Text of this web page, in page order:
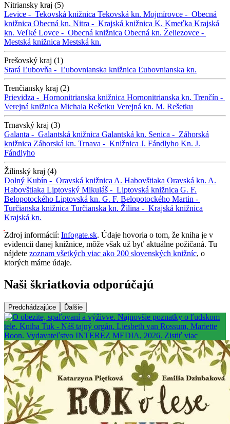
Nitriansky kraj (5)
Levice - Tekovská knižnica Tekovská kn. Mojmírovce - Obecná
knižnica Obecná kn. Nitra - Krajská knižnica K. Kmeťka Krajská
kn. Veľké Lovce - Obecná knižnica Obecná kn. Želiezovce -
Mestská knižnica Mestská kn.
Prešovský kraj (1)
Stará Ľubovňa - Ľubovnianska knižnica Ľubovnianska kn.
Trenčiansky kraj (2)
Prievidza - Hornonitrianska knižnica Hornonitrianska kn. Trenčín -
Verejná knižnica Michala Rešetku Verejná kn. M. Rešetku
Trnavský kraj (3)
Galanta - Galantská knižnica Galantská kn. Senica - Záhorská
knižnica Záhorská kn. Trnava - Knižnica J. Fándlyho Kn. J.
Fándlyho
Žilinský kraj (4)
Dolný Kubín - Oravská knižnica A. Habovštiaka Oravská kn. A.
Habovštiaka Liptovský Mikuláš - Liptovská knižnica G. F.
Belopotockého Liptovská kn. G. F. Belopotockého Martin -
Turčianska knižnica Turčianska kn. Žilina - Krajská knižnica
Krajská kn.
Zdroj informácií: Infogate.sk. Údaje hovoria o tom, že kniha je v
evidencii danej knižnice, môže však už byť aktuálne požičaná. Tu
nájdete zoznam všetkých viac ako 200 slovenských knižníc, o
ktorých máme údaje.
Naši škriatkovia odporúčajú
Predchádzajúce Ďalšie